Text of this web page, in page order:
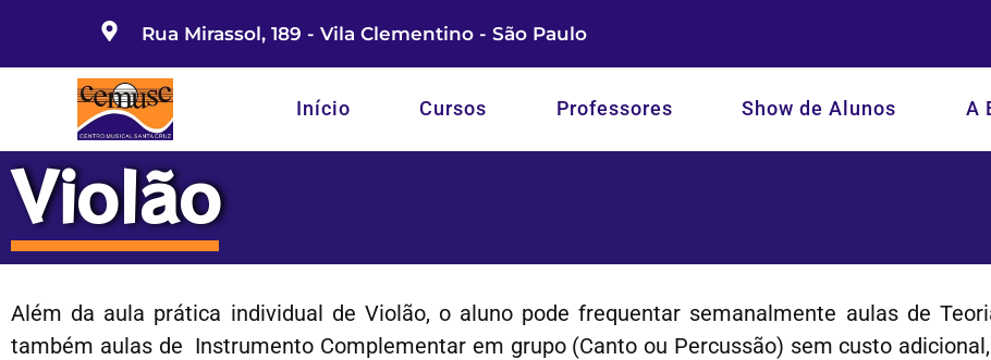
Rua Mirassol, 189 - Vila Clementino - São Paulo
Início Cursos Professores Show de Alunos A
Violão
Além da aula prática individual de Violão, o aluno pode frequentar semanalmente aulas de
também aulas de Instrumento Complementar em grupo (Canto ou Percussão) sem custo